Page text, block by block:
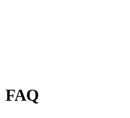
FAQ